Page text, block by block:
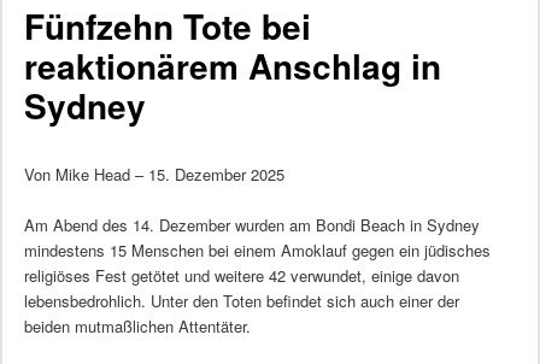
Fünfzehn Tote bei
reaktionärem Anschlag in
Sydney
Von Mike Head – 15. Dezember 2025
Am Abend des 14. Dezember wurden am Bondi Beach in Sydney
mindestens 15 Menschen bei einem Amoklauf gegen ein jüdisches
religiöses Fest getötet und weitere 42 verwundet, einige davon
lebensbedrohlich. Unter den Toten befindet sich auch einer der
beiden mutmaßlichen Attentäter.